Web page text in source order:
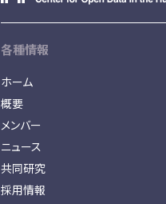
各種情報
ホーム
概要
メンバー
ニュース
共同研究
採用情報